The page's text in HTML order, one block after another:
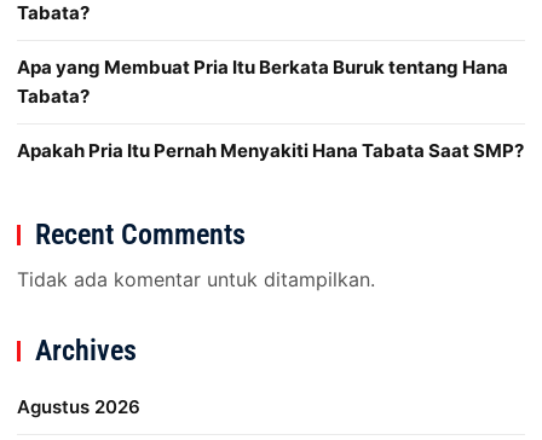
Tabata?
Apa yang Membuat Pria Itu Berkata Buruk tentang Hana
Tabata?
Apakah Pria Itu Pernah Menyakiti Hana Tabata Saat SMP?
Recent Comments
Tidak ada komentar untuk ditampilkan.
Archives
Agustus 2026